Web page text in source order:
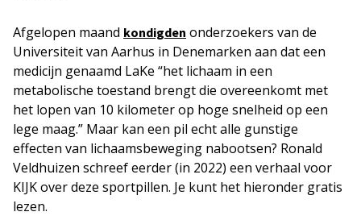
Afgelopen maand kondigden onderzoekers van de
Universiteit van Aarhus in Denemarken aan dat een
medicijn genaamd LaKe “het lichaam in een
metabolische toestand brengt die overeenkomt met
het lopen van 10 kilometer op hoge snelheid op een
lege maag.” Maar kan een pil echt alle gunstige
effecten van lichaamsbeweging nabootsen? Ronald
Veldhuizen schreef eerder (in 2022) een verhaal voor
KIJK over deze sportpillen. Je kunt het hieronder gratis
lezen.